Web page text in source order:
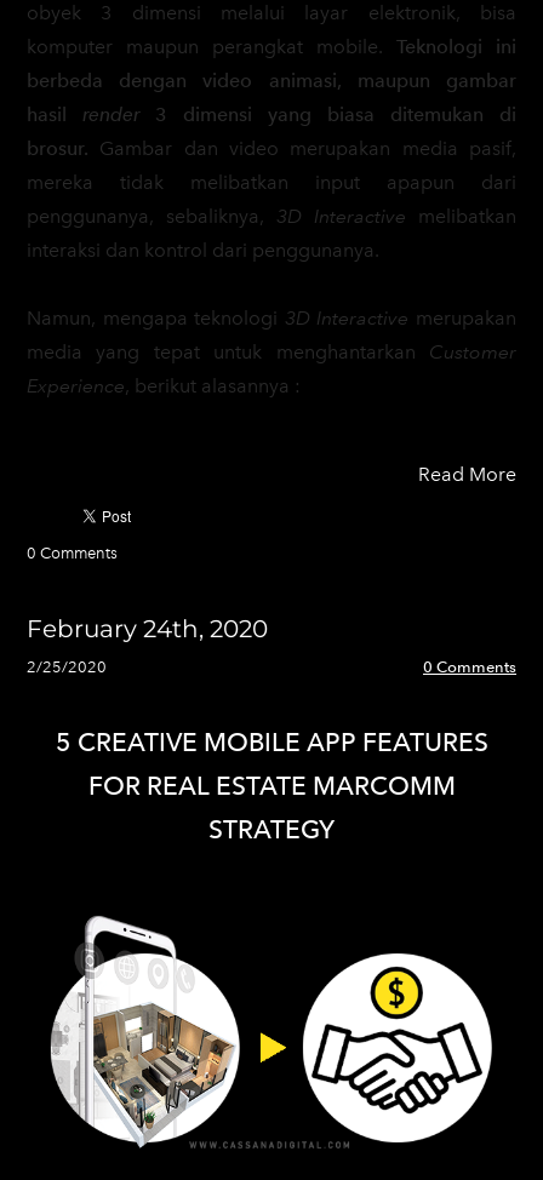
obyek 3 dimensi melalui layar elektronik, bisa
komputer maupun perangkat mobile. Teknologi ini
berbeda dengan video animasi, maupun gambar
hasil render3 dimensi yang biasa ditemukan di
brosur. Gambar dan video merupakan media pasif,
mereka tidak melibatkan input apapun dari
penggunanya, sebaliknya, 3D Interactive melibatkan
interaksi dan kontrol dari penggunanya.
Namun, mengapa teknologi 3D Interactive merupakan
media yang tepat untuk menghantarkan Customer
Experience, berikut alasannya :
Read More
0 Comments
February 24th, 2020
2/25/2020 0 Comments
5 CREATIVE MOBILE APP FEATURES
​FOR REAL ESTATE MARCOMM
STRATEGY